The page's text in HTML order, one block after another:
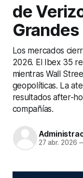
de
Los mercados
2026. El Ibex 35
mientras Wall
geopolíticas. La
resultados after-
compañías.
27 abr. 2026